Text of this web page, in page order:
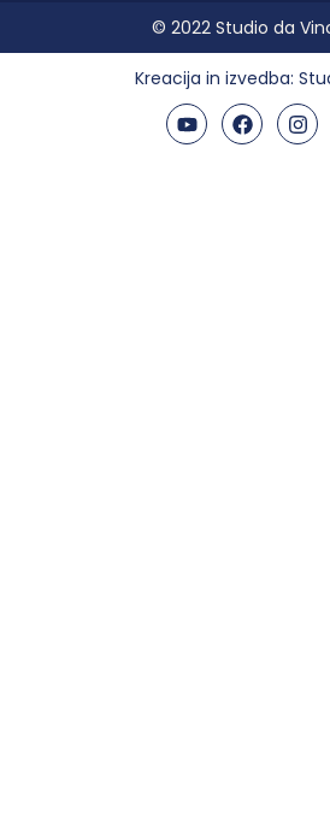
© 2022 Studio da
Kreacija in izvedba: